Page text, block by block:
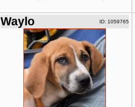
Waylo ID: 1059765